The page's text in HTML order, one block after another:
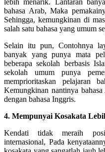
bahasa Arab, Maka
Sehingga, kemungkinan di
salah satu bahasa yang umum
Selain itu pun, Contohnya
banyak yang punya mata
beberapa sekolah berbasis
sekolah umum punya
memprioritaskan pelajaran
Kemungkinan nantinya
dengan bahasa Inggris.
4. Mempunyai Kosakata
Kendati tidak meraih
internasional, Pada